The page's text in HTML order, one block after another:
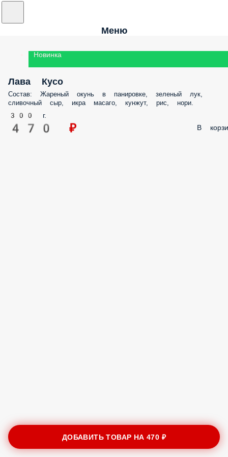
Меню
Новинка
Лава Кусо
Состав: Жареный окунь в панировке, зеленый лук, сливочный сыр, икра
масаго, кунжут, рис, нори.
300 г.
470 ₽ В
ДОБАВИТЬ ТОВАР НА470 ₽